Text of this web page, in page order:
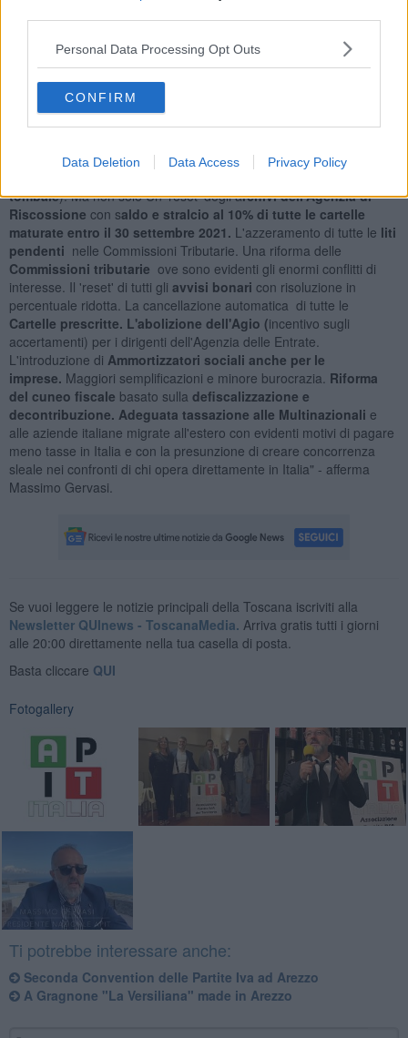
Personal Data Processing Opt Outs
CONFIRM
Data Deletion Data Access Privacy Policy
pace fiscalenessunarottamazione quaterè stata prevista nei
decreti del Governo; eppure in altri tempi la rottamazione è stata
concessa per molto meno".
Intanto il 24 ottobre ad Alessandria inizierà la più grande
convention degli Stati generali delle Associazioni di Partite IVA.
Italia al fianco di Partite Iva Italia
confederazione; in gioco circa 𝟴𝟬𝟬𝟬 tesserati. Tra i punti si cui
con un piano di ripartenza e rilancio dell'economia delle
tombale). Ma non solo Un 'reset' degli archivi dell'Agenzia di
Riscossione con saldo e stralcio al 10% di tutte le cartelle
maturate entro il 30 settembre 2021. L'azzeramento di tutte le liti
pendenti nelle Commissioni Tributarie. Una riforma delle
Commissioni tributarie ove sono evidenti gli enormi conflitti di
interesse. Il 'reset' di tutti gli avvisi bonari con risoluzione in
percentuale ridotta. La cancellazione automatica di tutte le
Cartelle prescritte. L'abolizione dell'Agio (incentivo sugli
accertamenti) per i dirigenti dell'Agenzia delle Entrate.
L'introduzione di Ammortizzatori sociali anche per le
imprese. Maggiori semplificazioni e minore burocrazia. Riforma
del cuneo fiscale basato sulla defiscalizzazione e
decontribuzione. Adeguata tassazione alle Multinazionali e
alle aziende italiane migrate all'estero con evidenti motivi di pagare
meno tasse in Italia e con la presunzione di creare concorrenza
sleale nei confronti di chi opera direttamente in Italia" - afferma
Massimo Gervasi.
Se vuoi leggere le notizie principali della Toscana iscriviti alla
Newsletter QUInews - ToscanaMedia. Arriva gratis tutti i giorni
alle 20:00 direttamente nella tua casella di posta.
Basta cliccare QUI
Fotogallery
Ti potrebbe interessare anche:
Seconda Convention delle Partite Iva ad Arezzo
A Gragnone "La Versiliana" made in Arezzo